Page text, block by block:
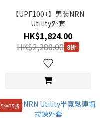
【UPF100+】男裝NRN
Utility外套
HK$1,824.00
HK$2,280.00 8折
5件75折